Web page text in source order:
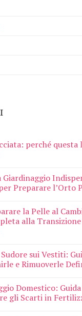
perché questa
Preparare l’Orto
la Pelle al
alla
sui Vestiti:
e Rimuoverle
Domestico:
gli Scarti in